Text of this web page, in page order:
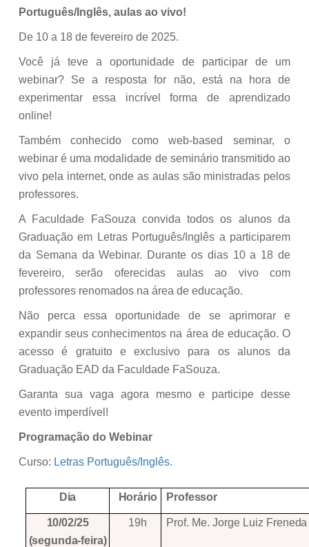
Português/Inglês, aulas ao vivo!
De 10 a 18 de fevereiro de 2025.
Você já teve a oportunidade de participar de um
webinar? Se a resposta for não, está na hora de
experimentar essa incrível forma de aprendizado
online!
Também conhecido como web-based seminar, o
webinar é uma modalidade de seminário transmitido ao
vivo pela internet, onde as aulas são ministradas pelos
professores.
A Faculdade FaSouza convida todos os alunos da
Graduação em Letras Português/Inglês a participarem
da Semana da Webinar. Durante os dias 10 a 18 de
fevereiro, serão oferecidas aulas ao vivo com
professores renomados na área de educação.
Não perca essa oportunidade de se aprimorar e
expandir seus conhecimentos na área de educação. O
acesso é gratuito e exclusivo para os alunos da
Graduação EAD da Faculdade FaSouza.
Garanta sua vaga agora mesmo e participe desse
evento imperdível!
Programação do Webinar
Curso: Letras Português/Inglês.
Dia Horário Professor
10/02/25
(segunda-feira)
19h Prof. Me. Jorge Luiz Freneda